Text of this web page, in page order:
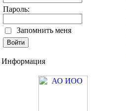
Пароль:
Запомнить меня
Информация